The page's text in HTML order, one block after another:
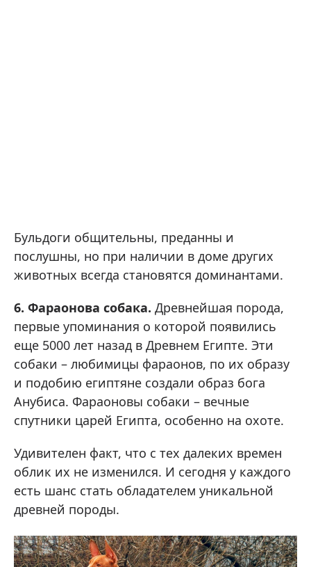
Бульдоги общительны, преданны и
послушны, но при наличии в доме других
животных всегда становятся доминантами.
6. Фараонова собака. Древнейшая порода,
первые упоминания о которой появились
еще 5000 лет назад в Древнем Египте. Эти
собаки – любимицы фараонов, по их образу
и подобию египтяне создали образ бога
Анубиса. Фараоновы собаки – вечные
спутники царей Египта, особенно на охоте.
Удивителен факт, что с тех далеких времен
облик их не изменился. И сегодня у каждого
есть шанс стать обладателем уникальной
древней породы.